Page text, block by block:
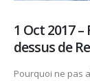
1 Oct 2017 –
dessus de
Pourquoi ne pas